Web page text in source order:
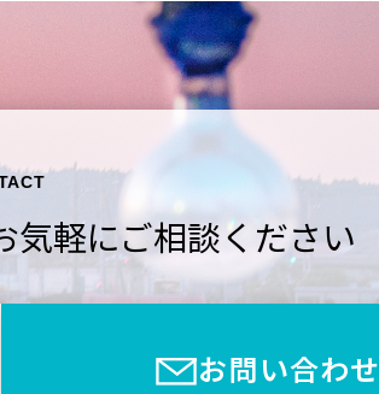
気軽にご相談ください
お問い合わせ